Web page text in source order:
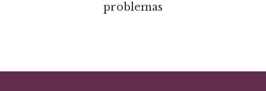
problemas
original